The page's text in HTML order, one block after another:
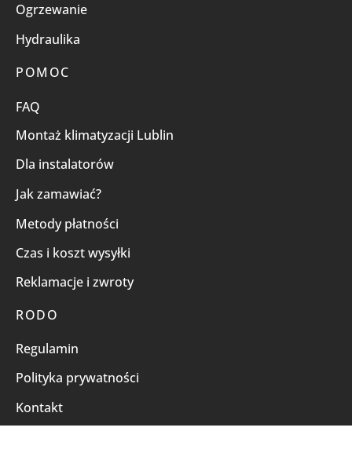
Ogrzewanie
Hydraulika
POMOC
FAQ
Montaż klimatyzacji Lublin
Dla instalatorów
Jak zamawiać?
Metody płatności
Czas i koszt wysyłki
Reklamacje i zwroty
RODO
Regulamin
Polityka prywatności
Kontakt